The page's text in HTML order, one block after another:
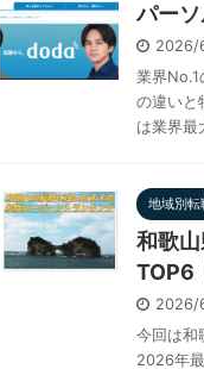
パー
2026/
業界
の違いと
は業界最
地域別転
和歌
TOP6
2026/
今回は和
2026年